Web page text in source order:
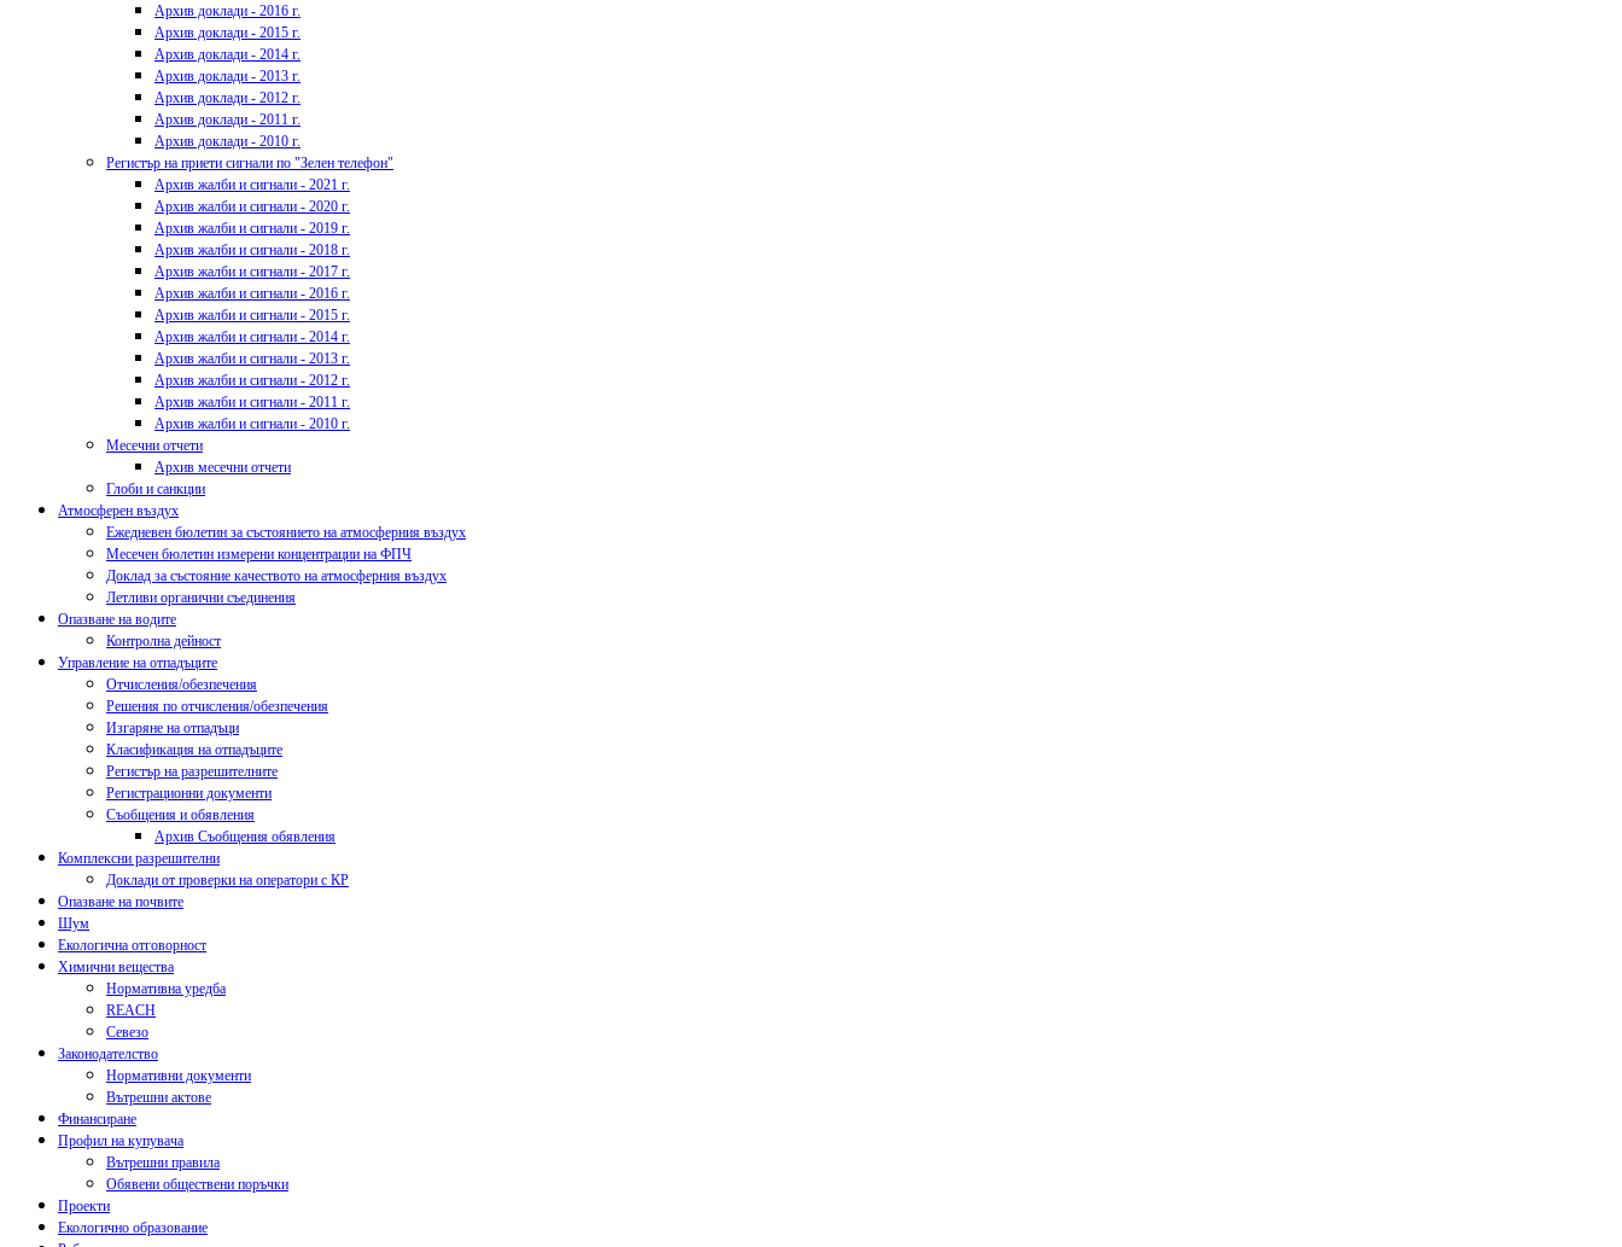
Архив доклади - 2016 г.
Архив доклади - 2015 г.
Архив доклади - 2014 г.
Архив доклади - 2013 г.
Архив доклади - 2012 г.
Архив доклади - 2011 г.
Архив доклади - 2010 г.
Регистър на приети сигнали по "Зелен телефон"
Архив жалби и сигнали - 2021 г.
Архив жалби и сигнали - 2020 г.
Архив жалби и сигнали - 2019 г.
Архив жалби и сигнали - 2018 г.
Архив жалби и сигнали - 2017 г.
Архив жалби и сигнали - 2016 г.
Архив жалби и сигнали - 2015 г.
Архив жалби и сигнали - 2014 г.
Архив жалби и сигнали - 2013 г.
Архив жалби и сигнали - 2012 г.
Архив жалби и сигнали - 2011 г.
Архив жалби и сигнали - 2010 г.
Месечни отчети
Архив месечни отчети
Глоби и санкции
Атмосферен въздух
Ежедневен бюлетин за състоянието на атмосферния въздух
Месечен бюлетин измерени концентрации на ФПЧ
Доклад за състояние качеството на атмосферния въздух
Летливи органични съединения
Опазване на водите
Контролна дейност
Управление на отпадъците
Отчисления/обезпечения
Решения по отчисления/обезпечения
Изгаряне на отпадъци
Класификация на отпадъците
Регистър на разрешителните
Регистрационни документи
Съобщения и обявления
Архив Съобщения обявления
Комплексни разрешителни
Доклади от проверки на оператори с КР
Опазване на почвите
Шум
Екологична отговорност
Химични вещества
Нормативна уредба
REACH
Севезо
Законодателство
Нормативни документи
Вътрешни актове
Финансиране
Профил на купувача
Вътрешни правила
Обявени обществени поръчки
Проекти
Екологично образование